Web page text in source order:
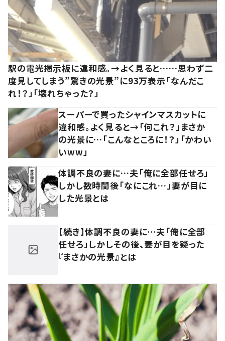
駅の電光掲示板に違和感。→よく見ると……思わず二
度見してしまう”驚きの光景”に93万表示「なんだこ
れ！？」「壊れちゃった？」
スーパーで買ったシャインマスカットに
違和感。よく見ると→「何これ？」まさか
の光景に…「こんなところに！？」「かわい
いww」
体調不良の妻に…夫「俺に全部任せろ」
しかし数時間後「なにこれ…」妻が目に
した光景とは
【続き】体調不良の妻に…夫「俺に全部
任せろ」しかしその後、妻が目を疑った
『まさかの光景』とは